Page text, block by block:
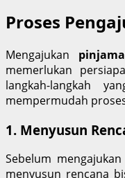
Proses
Mengajukan
memerlukan
langkah-langkah
mempermudah
1. Menyusun
Sebelum mengajukan
menyusun rencana